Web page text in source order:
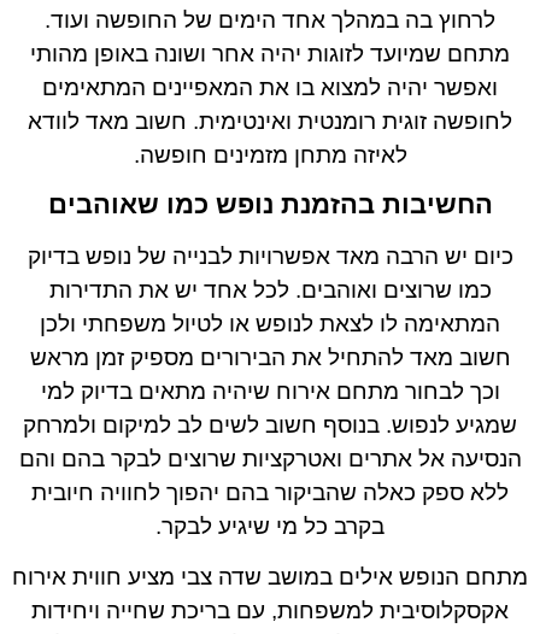
לרחוץ בה במהלך אחד הימים של החופשה ועוד.
מתחם שמיועד לזוגות יהיה אחר ושונה באופן מהותי
ואפשר יהיה למצוא בו את המאפיינים המתאימים
לחופשה זוגית רומנטית ואינטימית. חשוב מאד לוודא
לאיזה מתחן מזמינים חופשה.
החשיבות בהזמנת נופש כמו שאוהבים
כיום יש הרבה מאד אפשרויות לבנייה של נופש בדיוק
כמו שרוצים ואוהבים. לכל אחד יש את התדירות
המתאימה לו לצאת לנופש או לטיול משפחתי ולכן
חשוב מאד להתחיל את הבירורים מספיק זמן מראש
וכך לבחור מתחם אירוח שיהיה מתאים בדיוק למי
שמגיע לנפוש. בנוסף חשוב לשים לב למיקום ולמרחק
הנסיעה אל אתרים ואטרקציות שרוצים לבקר בהם והם
ללא ספק כאלה שהביקור בהם יהפוך לחוויה חיובית
בקרב כל מי שיגיע לבקר.
מתחם הנופש אילים במושב שדה צבי מציע חווית אירוח
אקסקלוסיבית למשפחות, עם בריכת שחייה ויחידות